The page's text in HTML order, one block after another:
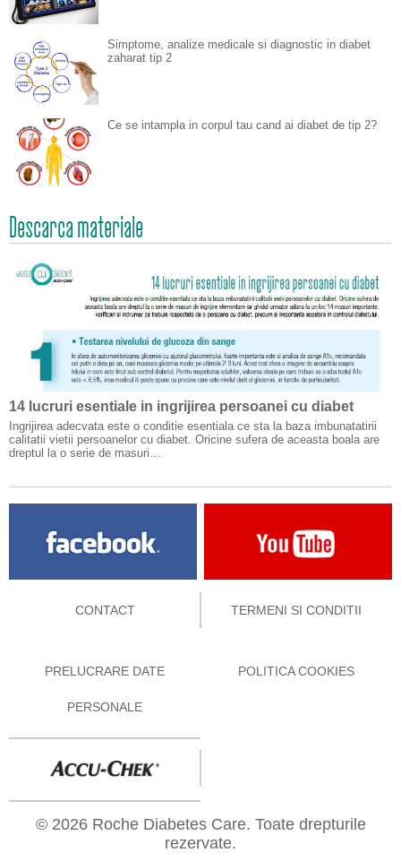
Simptome, analize medicale si diagnostic in diabet
zaharat tip 2
Ce se intampla in corpul tau cand ai diabet de tip 2?
Descarca materiale
14 lucruri esentiale in ingrijirea persoanei cu diabet
Ingrijirea adecvata este o conditie esentiala ce sta la baza imbunatatirii
calitatii vietii persoanelor cu diabet. Oricine sufera de aceasta boala are
dreptul la o serie de masuri…
CONTACT TERMENI SI CONDITII
PRELUCRARE DATE
PERSONALE
POLITICA COOKIES
© 2026 Roche Diabetes Care. Toate drepturile
rezervate.